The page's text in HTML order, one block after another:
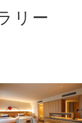
リー